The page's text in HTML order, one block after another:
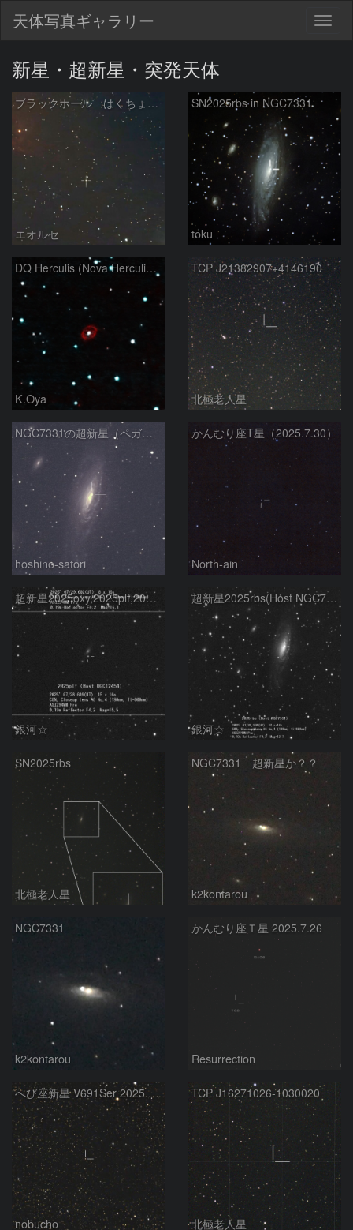
天体写真ギャラリー
新星・超新星・突発天体
ブラックホール はくちょう座X-1 HD226868
エオルセ
SN2025rbs in NGC7331
toku
DQ Herculis (Nova Herculis 1934)
K.Oya
TCP J21382907+4146190
北極老人星
NGC7331の超新星（ペガスス座の銀河）
hoshino-satori
かんむり座T星（2025.7.30）
North-ain
超新星2025oxy,2025plf,2025qpk
銀河☆
超新星2025rbs(Host NGC7331)
銀河☆
SN2025rbs
北極老人星
NGC7331 超新星か？？
k2kontarou
NGC7331
k2kontarou
かんむり座Ｔ星 2025.7.26
Resurrection
へび座新星 V691Ser 2025.07.25
nobucho
TCP J16271026-1030020
北極老人星